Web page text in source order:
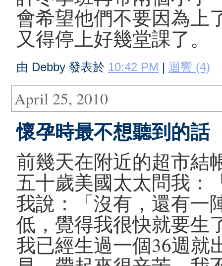
會希望他們不要因為上
又得停上好幾堂課了。
由 Debby 發表於 10:42 PM | 迴響 (4)
April 25, 2010
懷孕時最不想聽到的話
前幾天在附近的超市結
五十歲美國太太問我：
我說：「沒有，還有一
低，覺得我很快就要生
我已經生過一個36週就